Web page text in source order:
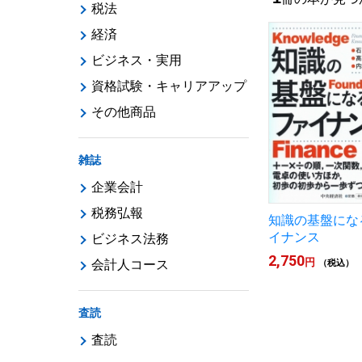
知識の基盤にな
イナンス
2,750円 （税込）
税法
経済
ビジネス・実用
資格試験・キャリアアップ
その他商品
雑誌
企業会計
税務弘報
ビジネス法務
会計人コース
査読
査読